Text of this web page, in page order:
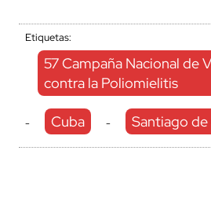
Etiquetas:
57 Campaña Nacional de
contra la Poliomielitis
- Cuba - Santiago